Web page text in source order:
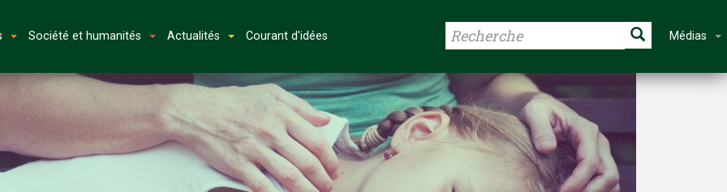
Société et humanités Actualités Courant d'idées Médias